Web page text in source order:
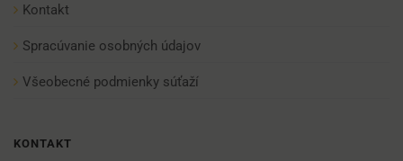
Kontakt
Spracúvanie osobných údajov
Všeobecné podmienky súťaží
KONTAKT